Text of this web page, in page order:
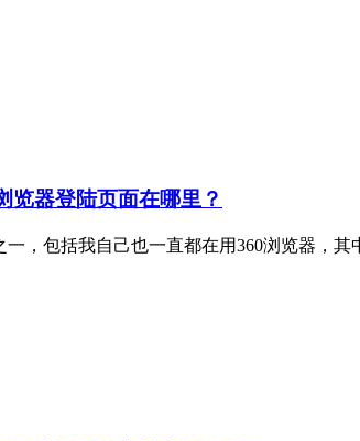
览器登陆页面在哪里？
，包括我自己也一直都在用360浏览器，